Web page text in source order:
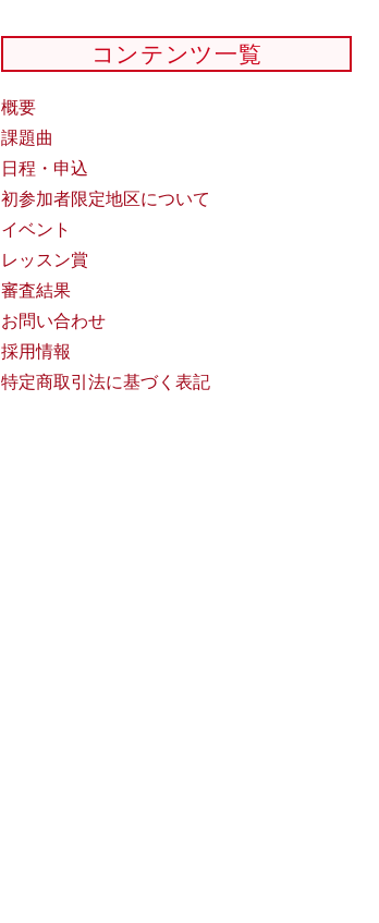
コンテンツ一覧
概要
課題曲
日程・申込
初参加者限定地区について
イベント
レッスン賞
審査結果
お問い合わせ
採用情報
特定商取引法に基づく表記